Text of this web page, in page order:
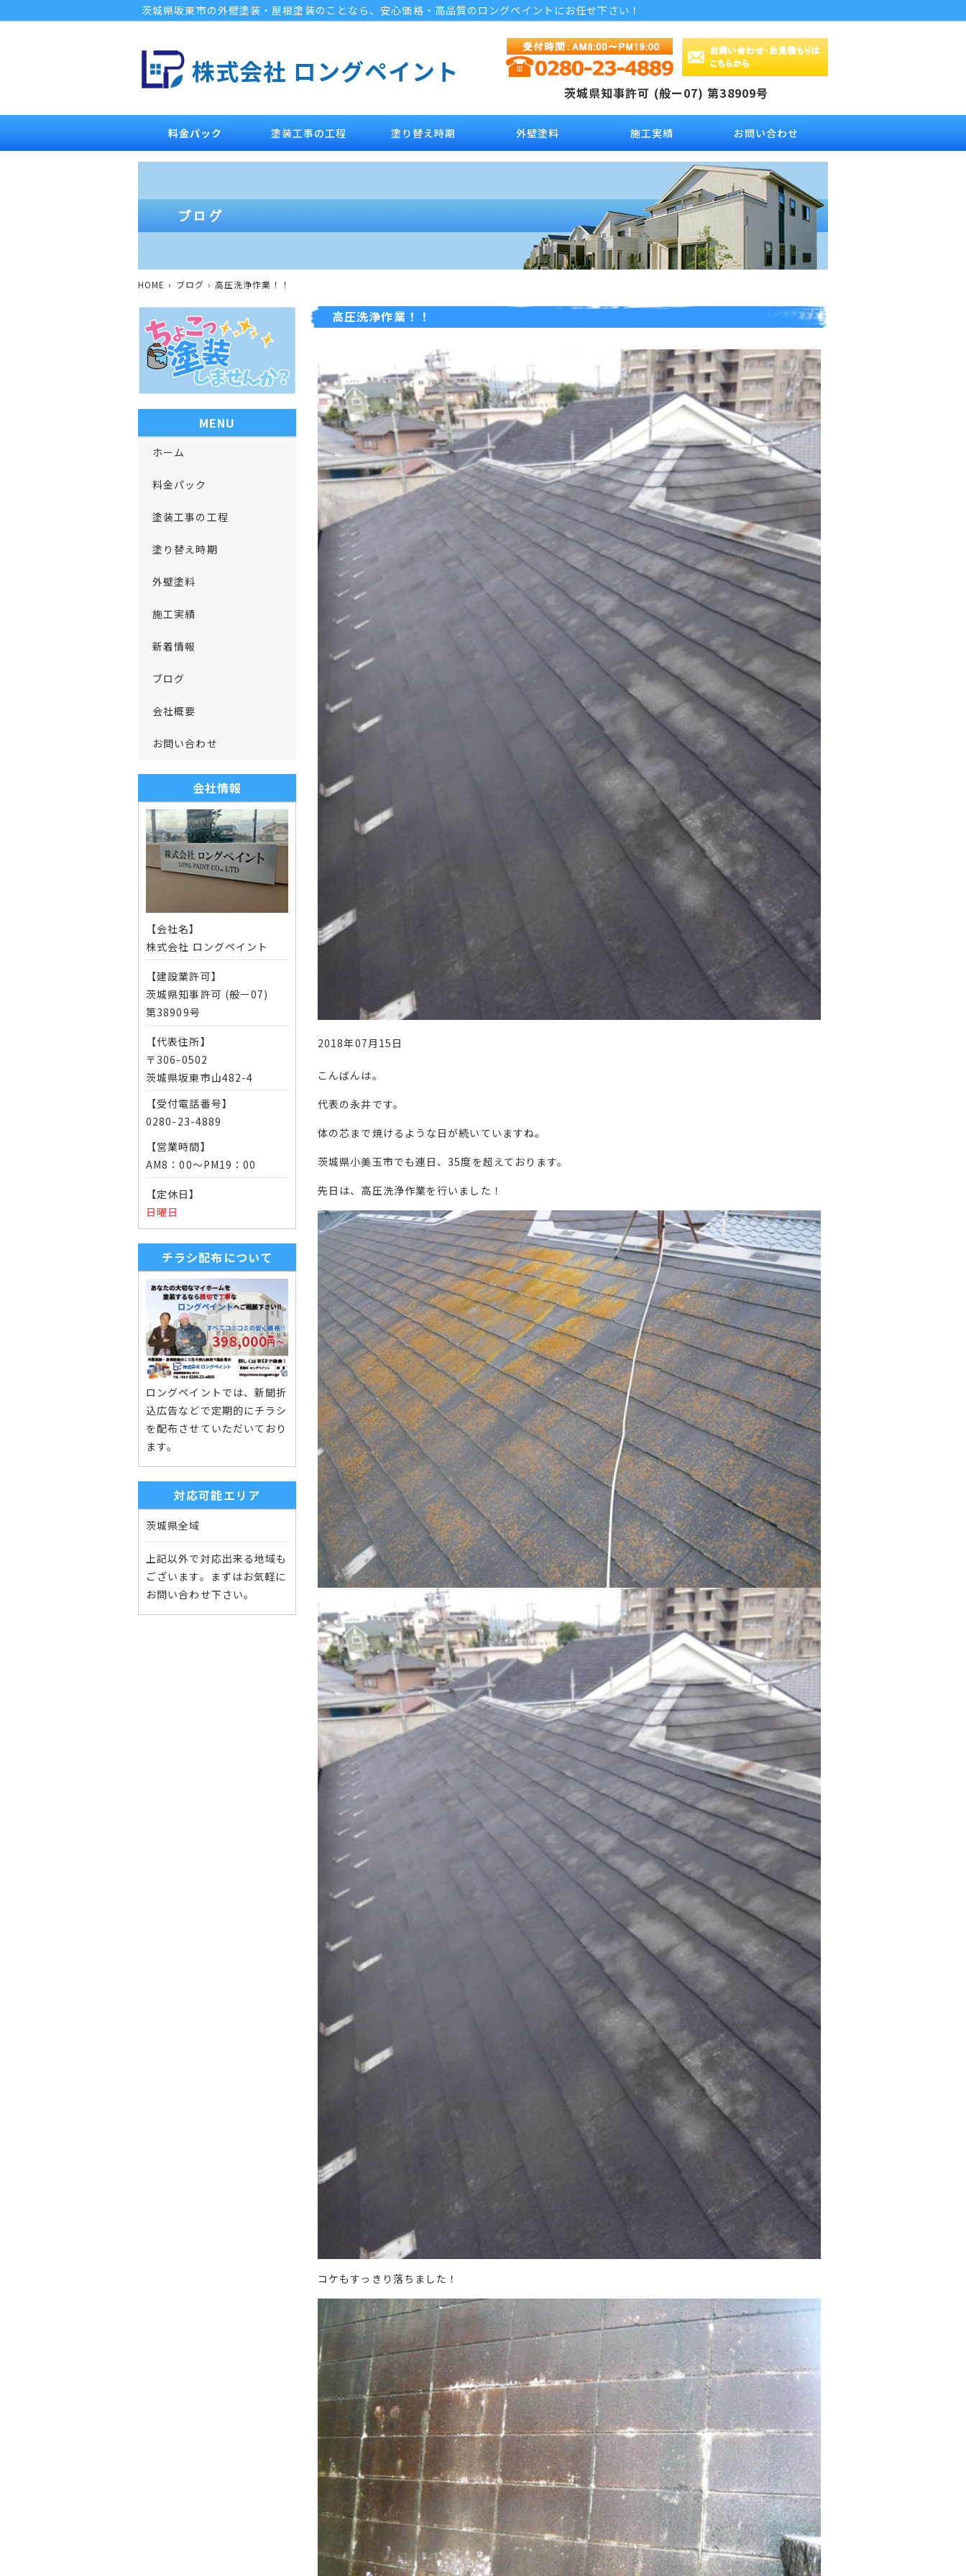
茨城県坂東市の外壁塗装・屋根塗装のことなら、安心価格・高品質のロングペイントにお任せ下さい！
株式会社 ロングペイント
茨城県知事許可 (般ー07) 第38909号
料金パック 塗装工事の工程 塗り替え時期 外壁塗料 施工実績 お問い合わせ
HOME ブログ 高圧洗浄作業！！
高圧洗浄作業！！
2018年07月15日
こんばんは。
代表の永井です。
体の芯まで焼けるような日が続いていますね。
茨城県小美玉市でも連日、35度を超えております。
先日は、高圧洗浄作業を行いました！
コケもすっきり落ちました！
MENU
ホーム
料金パック
塗装工事の工程
塗り替え時期
外壁塗料
施工実績
新着情報
ブログ
会社概要
お問い合わせ
会社情報
【会社名】
株式会社 ロングペイント
【建設業許可】
茨城県知事許可 (般ー07)
第38909号
【代表住所】
〒306-0502
茨城県坂東市山482-4
【受付電話番号】
0280-23-4889
【営業時間】
AM8：00～PM19：00
【定休日】
日曜日
チラシ配布について
ロングペイントでは、新聞折
込広告などで定期的にチラシ
を配布させていただいており
ます。
対応可能エリア
茨城県全域
上記以外で対応出来る地域も
ございます。まずはお気軽に
お問い合わせ下さい。